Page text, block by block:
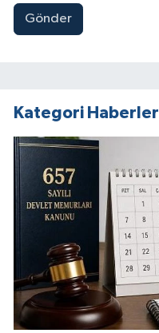
Gönder
Kategori Haberler